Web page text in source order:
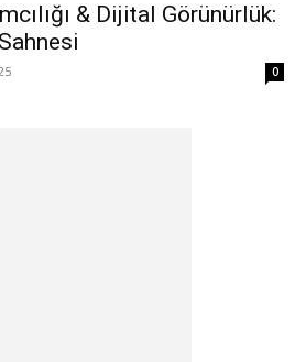
& Dijital Görünürlük:
0